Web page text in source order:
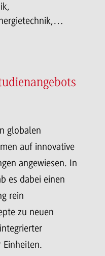
globalen
auf innovative
angewiesen. In
es dabei einen
rein
zu neuen